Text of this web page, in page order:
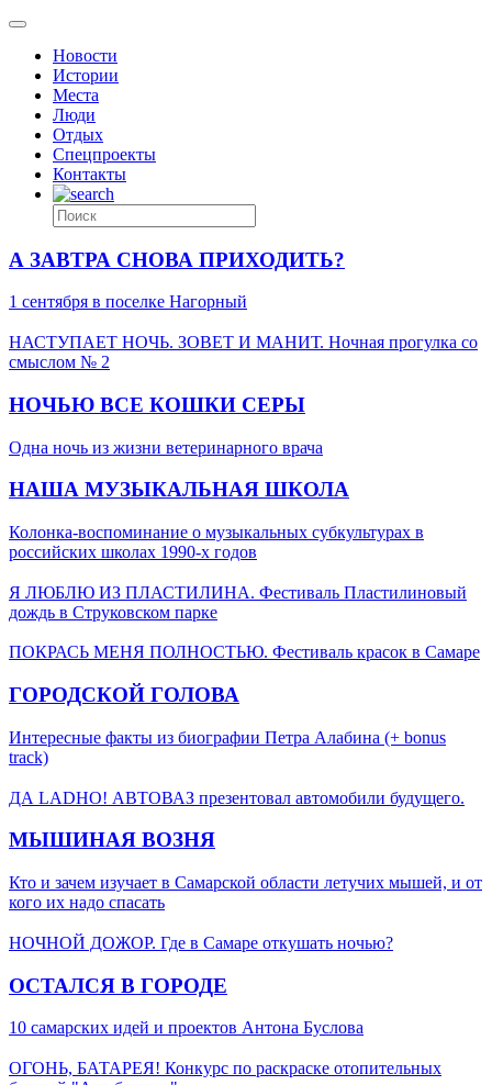
Новости
Истории
Места
Люди
Отдых
Спецпроекты
Контакты
А ЗАВТРА СНОВА ПРИХОДИТЬ?
1 сентября в поселке Нагорный
НАСТУПАЕТ НОЧЬ. ЗОВЕТ И МАНИТ. Ночная прогулка со
смыслом № 2
НОЧЬЮ ВСЕ КОШКИ СЕРЫ
Одна ночь из жизни ветеринарного врача
НАША МУЗЫКАЛЬНАЯ ШКОЛА
Колонка-воспоминание о музыкальных субкультурах в
российских школах 1990-х годов
Я ЛЮБЛЮ ИЗ ПЛАСТИЛИНА. Фестиваль Пластилиновый
дождь в Струковском парке
ПОКРАСЬ МЕНЯ ПОЛНОСТЬЮ. Фестиваль красок в Самаре
ГОРОДСКОЙ ГОЛОВА
Интересные факты из биографии Петра Алабина (+ bonus
track)
ДА LADНО! АВТОВАЗ презентовал автомобили будущего.
МЫШИНАЯ ВОЗНЯ
Кто и зачем изучает в Самарской области летучих мышей, и от
кого их надо спасать
НОЧНОЙ ДОЖОР. Где в Самаре откушать ночью?
ОСТАЛСЯ В ГОРОДЕ
10 самарских идей и проектов Антона Буслова
ОГОНЬ, БАТАРЕЯ! Конкурс по раскраске отопительных